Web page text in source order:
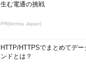
生む電通の挑戦
PR(dentsu Japan)
HTTP/HTTPSでまとめてデ
ンドとは？